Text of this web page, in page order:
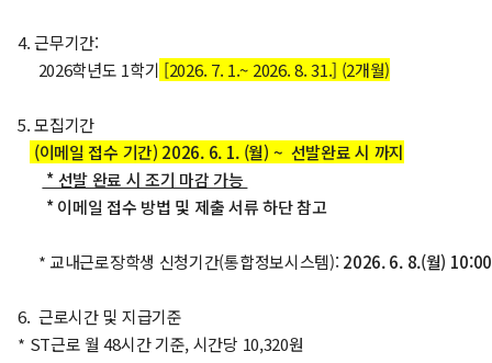
4. 근무기간:
2026학년도 1학기 [2026. 7. 1.~ 2026. 8. 31.] (2개월)
5. 모집기간
(이메일 접수 기간) 2026. 6. 1. (월) ~ 선발완료 시 까지
* 선발 완료 시 조기 마감 가능
* 이메일 접수 방법 및 제출 서류 하단 참고
* 교내근로장학생 신청기간(통합정보시스템): 2026. 6. 8.(월)
6. 근로시간 및 지급기준
* ST근로 월 48시간 기준, 시간당 10,320원